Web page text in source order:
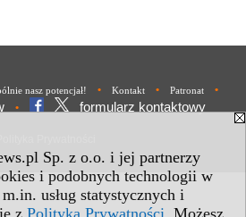
Sp. z o.o. i jej partnerzy
i podobnych technologii w
usług statystycznych i
z Polityką Prywatności . Możesz
nasz potencjał! • Kontakt • Patronat •
• formularz kontaktowy